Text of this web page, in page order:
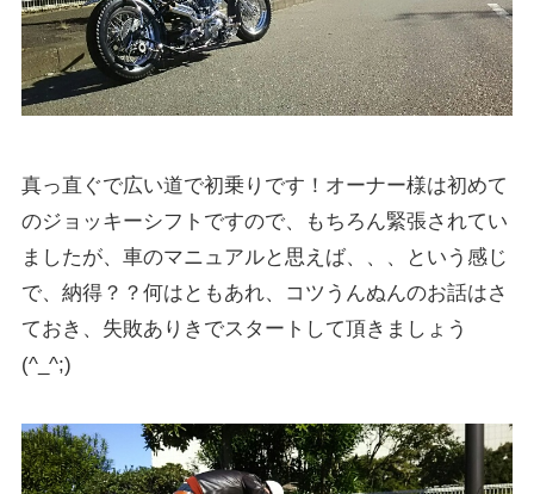
真っ直ぐで広い道で初乗りです！オーナー様は初めて
のジョッキーシフトですので、もちろん緊張されてい
ましたが、車のマニュアルと思えば、、、という感じ
で、納得？？何はともあれ、コツうんぬんのお話はさ
ておき、失敗ありきでスタートして頂きましょう
(^_^;)